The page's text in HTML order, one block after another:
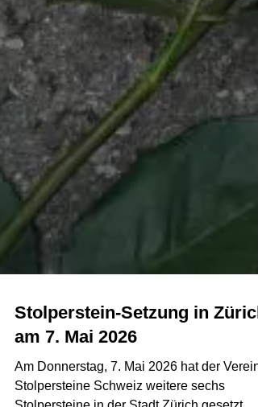
Stolperstein-Setzung in Zürich
am 7. Mai 2026
Am Donnerstag, 7. Mai 2026 hat der Verein